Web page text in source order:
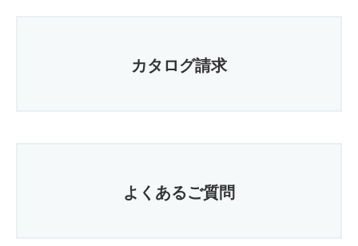
カタログ請求
よくあるご質問